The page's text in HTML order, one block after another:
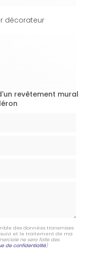
décorateur
revêtement mural
des données transmises
et le traitement de ma
ne sera faite des
de confidentialité)